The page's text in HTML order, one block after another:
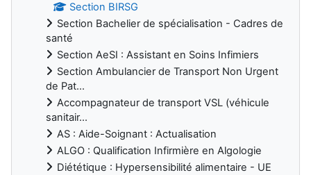
Section BIRSG
Section Bachelier de spécialisation - Cadres de
santé
Section AeSI : Assistant en Soins Infimiers
Section Ambulancier de Transport Non Urgent
de Pat...
Accompagnateur de transport VSL (véhicule
sanitair...
AS : Aide-Soignant : Actualisation
ALGO : Qualification Infirmière en Algologie
Diététique : Hypersensibilité alimentaire - UE